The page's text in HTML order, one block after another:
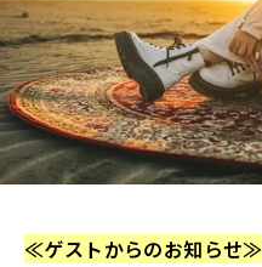
≪ゲストからのお知らせ≫